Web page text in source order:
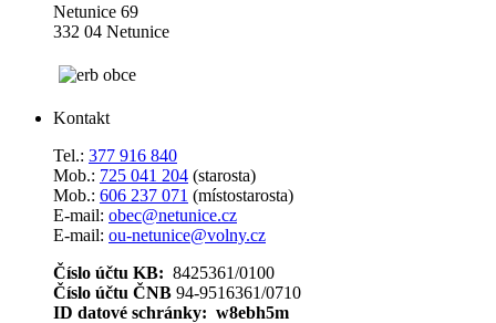
Netunice 69
332 04 Netunice
Kontakt
Tel.: 377 916 840
Mob.: 725 041 204 (starosta)
Mob.: 606 237 071 (místostarosta)
E-mail: obec@netunice.cz
E-mail: ou-netunice@volny.cz
Číslo účtu KB: 8425361/0100
Číslo účtu ČNB 94-9516361/0710
ID datové schránky: w8ebh5m